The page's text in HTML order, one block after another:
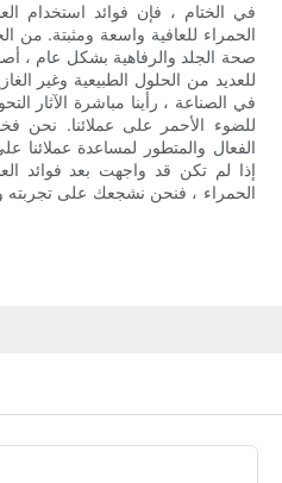
في الختام ، فإن فوائد استخدام
الحمراء للعافية واسعة ومثبتة. من
صحة الجلد والرفاهية بشكل عام ،
في الصناعة ، رأينا مباشرة الآثار
للضوء الأحمر على عملائنا. نحن
الفعال والمتطور لمساعدة عملائنا
إذا لم تكن قد واجهت بعد فوائد
الحمراء ، فنحن نشجعك على تجربته